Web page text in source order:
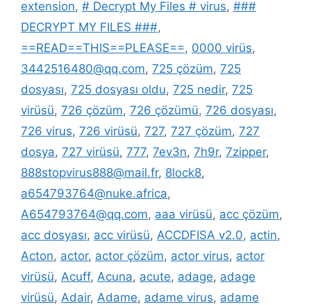
extension, # Decrypt My Files # virus, ###
DECRYPT MY FILES ###,
==READ==THIS==PLEASE==, 0000 virüs,
3442516480@qq.com, 725 çözüm, 725
dosyası, 725 dosyası oldu, 725 nedir, 725
virüsü, 726 çözüm, 726 çözümü, 726 dosyası,
726 virus, 726 virüsü, 727, 727 çözüm, 727
dosya, 727 virüsü, 777, 7ev3n, 7h9r, 7zipper,
888stopvirus888@mail.fr, 8lock8,
a654793764@nuke.africa,
A654793764@qq.com, aaa virüsü, acc çözüm,
acc dosyası, acc virüsü, ACCDFISA v2.0, actin,
Acton, actor, actor çözüm, actor virus, actor
virüsü, Acuff, Acuna, acute, adage, adage
virüsü, Adair, Adame, adame virus, adame